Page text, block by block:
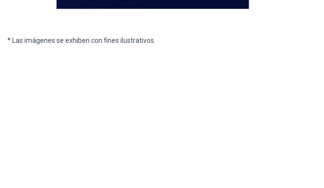
* Las imágenes se exhiben con fines ilustrativos.